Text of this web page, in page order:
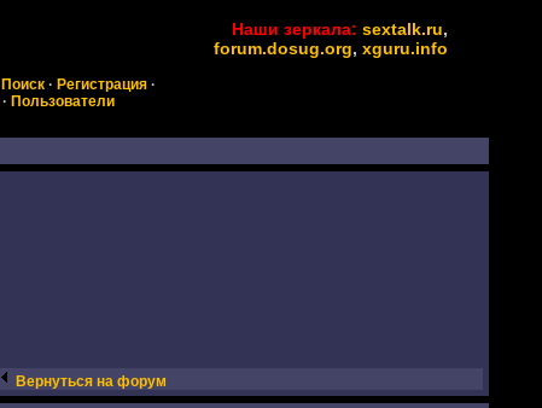
Наши зеркала: sextalk.ru,
forum.dosug.org, xguru.info
Поиск· Регистрация·
· Пользователи
Вернуться на форум